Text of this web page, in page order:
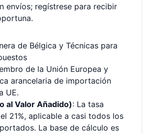
envíos; regístrese para recibir
de Bélgica y Técnicas para
de la Unión Europea y
arancelaria de importación
UE.
al Valor Añadido): La tasa
21%, aplicable a casi todos los
La base de cálculo es